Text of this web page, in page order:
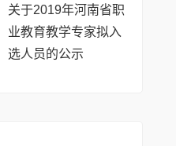
的通报
关于2019年河南省职
业教育教学专家拟入
选人员的公示